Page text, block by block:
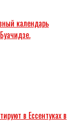
календарь
в Ессентуках в